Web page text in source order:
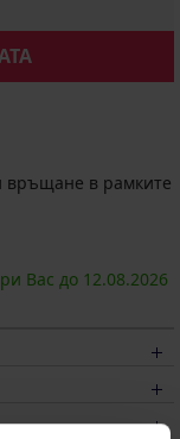
връщане в рамките
Вас до 12.08.2026